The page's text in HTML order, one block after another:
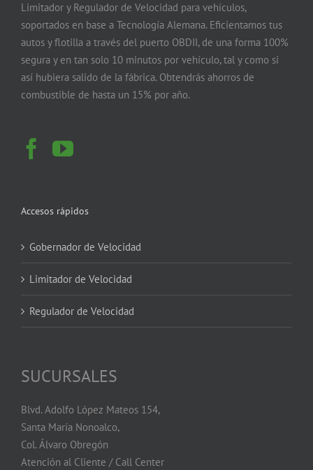
Limitador y Regulador de Velocidad para vehículos,
soportados en base a Tecnología Alemana. Eficientamos tus
autos y flotilla a través del puerto OBDII, de una forma 100%
segura y en tan solo 10 minutos por vehículo, tal y como si
así hubiera salido de la fábrica. Obtendrás ahorros de
combustible de hasta un 15% por año.
Accesos rápidos
Gobernador de Velocidad
Limitador de Velocidad
Regulador de Velocidad
SUCURSALES
Blvd. Adolfo López Mateos 154,
Santa María Nonoalco,
Col. Álvaro Obregón
Atención al Cliente / Call Center